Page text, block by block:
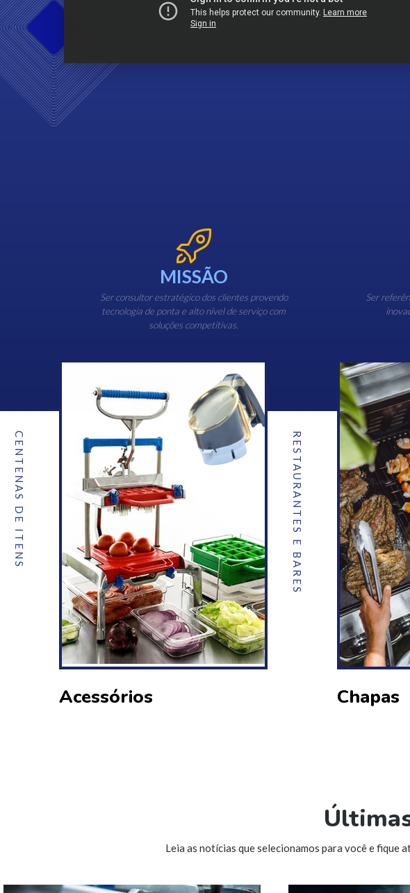
MISSÃO
Ser consultor estratégico dos clientes provendo
tecnologia de ponta e alto nível de serviço com
soluções competitivas.
Ser
CENTENAS DE ITENS
Acessórios
RESTAURANTES E BARES
Chapas
Leia as notícias que selecionamos para você e fique